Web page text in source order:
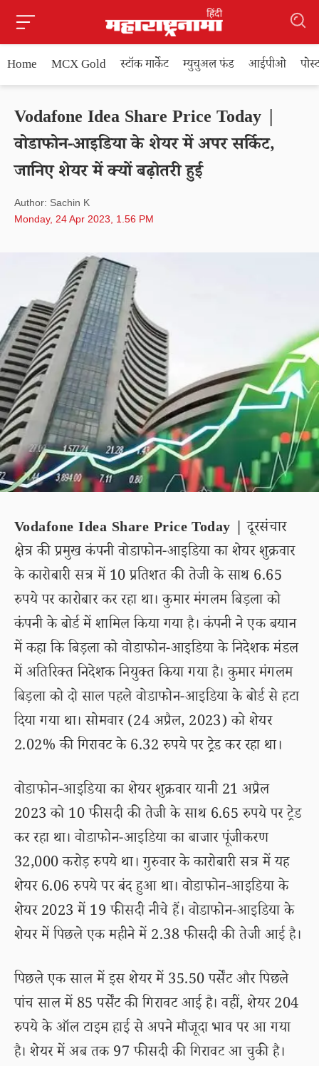
Home MCX Gold स्टॉक मार्केट म्युचुअल फंड आईपीओ
Vodafone Idea Share Price Today |
वोडाफोन-आइडिया के शेयर में अपर सर्किट,
जानिए शेयर में क्यों बढ़ोतरी हुई
Author: Sachin K
Monday, 24 Apr 2023, 1.56 PM
Vodafone Idea Share Price Today | दूरसंचार
क्षेत्र की प्रमुख कंपनी वोडाफोन-आइडिया का शेयर शुक्रवार
के कारोबारी सत्र में 10 प्रतिशत की तेजी के साथ 6.65
रुपये पर कारोबार कर रहा था। कुमार मंगलम बिड़ला को
कंपनी के बोर्ड में शामिल किया गया है। कंपनी ने एक बयान
में कहा कि बिड़ला को वोडाफोन-आइडिया के निदेशक मंडल
में अतिरिक्त निदेशक नियुक्त किया गया है। कुमार मंगलम
बिड़ला को दो साल पहले वोडाफोन-आइडिया के बोर्ड से हटा
दिया गया था। सोमवार (24 अप्रैल, 2023) को शेयर
2.02% की गिरावट के 6.32 रुपये पर ट्रेड कर रहा था।
वोडाफोन-आइडिया का शेयर शुक्रवार यानी 21 अप्रैल
2023 को 10 फीसदी की तेजी के साथ 6.65 रुपये पर ट्रेड
कर रहा था। वोडाफोन-आइडिया का बाजार पूंजीकरण
32,000 करोड़ रुपये था। गुरुवार के कारोबारी सत्र में यह
शेयर 6.06 रुपये पर बंद हुआ था। वोडाफोन-आइडिया के
शेयर 2023 में 19 फीसदी नीचे हैं। वोडाफोन-आइडिया के
शेयर में पिछले एक महीने में 2.38 फीसदी की तेजी आई है।
पिछले एक साल में इस शेयर में 35.50 पर्सेंट और पिछले
पांच साल में 85 पर्सेंट की गिरावट आई है। वहीं, शेयर 204
रुपये के ऑल टाइम हाई से अपने मौजूदा भाव पर आ गया
है। शेयर में अब तक 97 फीसदी की गिरावट आ चुकी है।